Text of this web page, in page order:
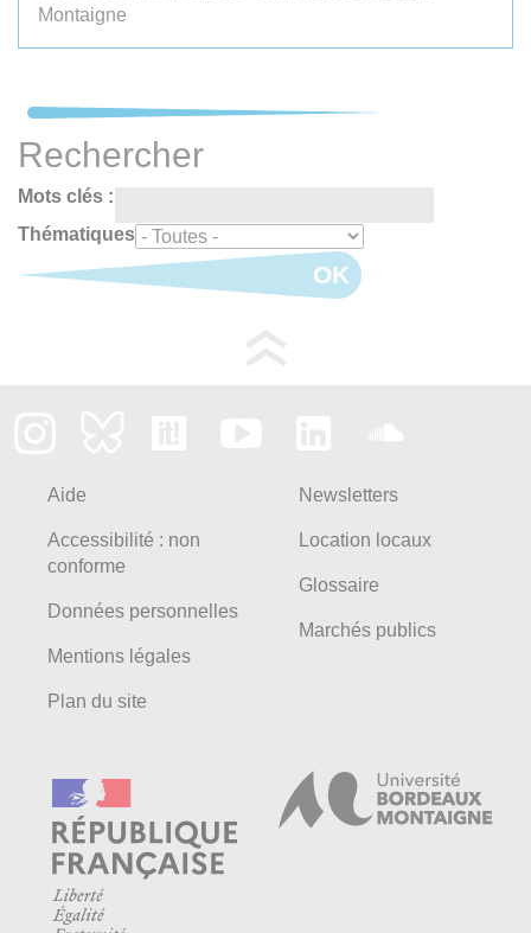
Montaigne
Rechercher
Mots clés :
Thématiques
OK
Aide
Accessibilité : non
conforme
Données personnelles
Mentions légales
Plan du site
Newsletters
Location locaux
Glossaire
Marchés publics